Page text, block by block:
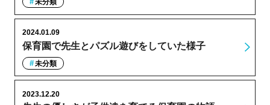
未分類
保育園で先生とパズル遊びをしていた様子
2024.01.09
未分類
2023.12.20